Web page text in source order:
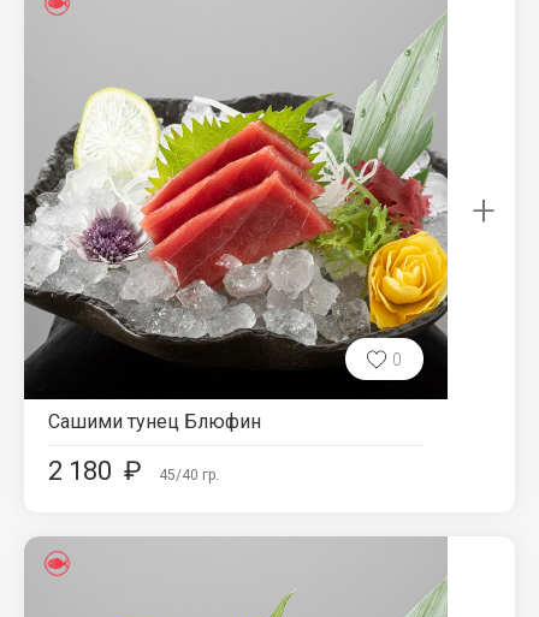
0
Сашими тунец Блюфин
2 180 ₽ 45/40 гр.
+